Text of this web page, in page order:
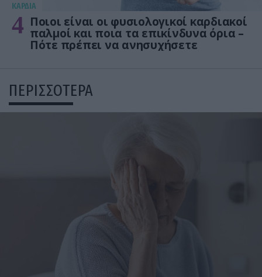
KΑΡΔΙΑ
4 Ποιοι είναι οι φυσιολογικοί καρδιακοί
παλμοί και ποια τα επικίνδυνα όρια –
Πότε πρέπει να ανησυχήσετε
ΠΕΡΙΣΣΟΤΕΡΑ